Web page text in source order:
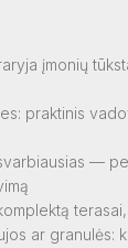
įmonių
praktinis
—
ar granulės: